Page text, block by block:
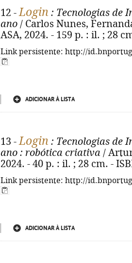
12 -Login : Tecnologias de
ano / Carlos Nunes,
ASA, 2024. - 159 p. : il. ; 28
Link persistente: http://
ADICIONAR À LISTA
13 -Login : Tecnologias de
ano : robótica criativa /
2024. - 40 p. : il. ; 28 cm. -
Link persistente: http://
ADICIONAR À LISTA